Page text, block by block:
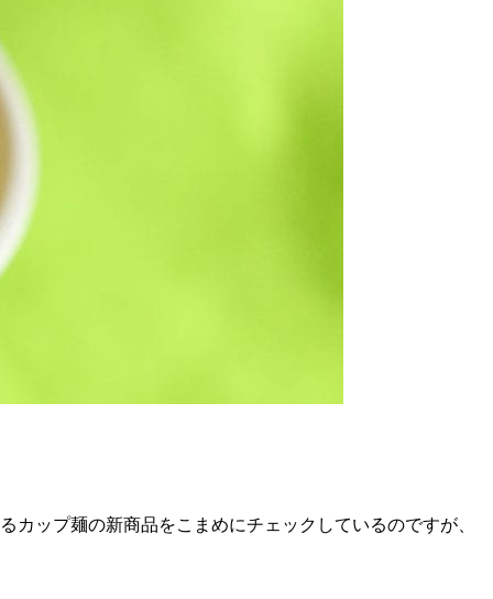
ップ麺の新商品をこまめにチェックしているのですが、